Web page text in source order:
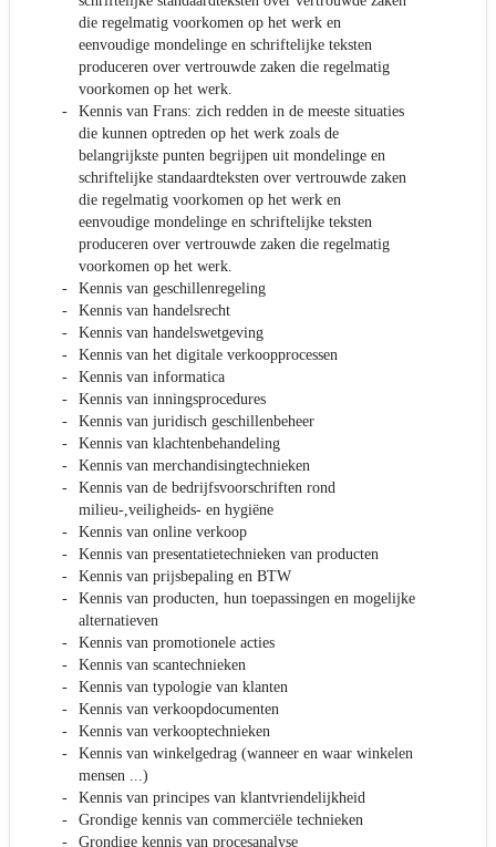
die regelmatig voorkomen op het werk en
eenvoudige mondelinge en schriftelijke teksten
produceren over vertrouwde zaken die regelmatig
voorkomen op het werk.
Kennis van Frans: zich redden in de meeste situaties
die kunnen optreden op het werk zoals de
belangrijkste punten begrijpen uit mondelinge en
schriftelijke standaardteksten over vertrouwde zaken
die regelmatig voorkomen op het werk en
eenvoudige mondelinge en schriftelijke teksten
produceren over vertrouwde zaken die regelmatig
voorkomen op het werk.
Kennis van geschillenregeling
Kennis van handelsrecht
Kennis van handelswetgeving
Kennis van het digitale verkoopprocessen
Kennis van informatica
Kennis van inningsprocedures
Kennis van juridisch geschillenbeheer
Kennis van klachtenbehandeling
Kennis van merchandisingtechnieken
Kennis van de bedrijfsvoorschriften rond
milieu-,veiligheids- en hygiëne
Kennis van online verkoop
Kennis van presentatietechnieken van producten
Kennis van prijsbepaling en BTW
Kennis van producten, hun toepassingen en mogelijke
alternatieven
Kennis van promotionele acties
Kennis van scantechnieken
Kennis van typologie van klanten
Kennis van verkoopdocumenten
Kennis van verkooptechnieken
Kennis van winkelgedrag (wanneer en waar winkelen
mensen ...)
Kennis van principes van klantvriendelijkheid
Grondige kennis van commerciële technieken
Grondige kennis van procesanalyse